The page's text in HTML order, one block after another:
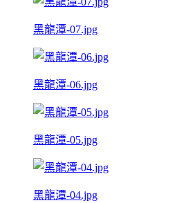
黑龍潭-07.jpg
黑龍潭-06.jpg
黑龍潭-05.jpg
黑龍潭-04.jpg